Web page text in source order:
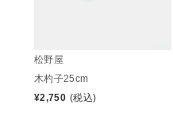
松野屋
木杓子25cm
¥2,750 (税込)